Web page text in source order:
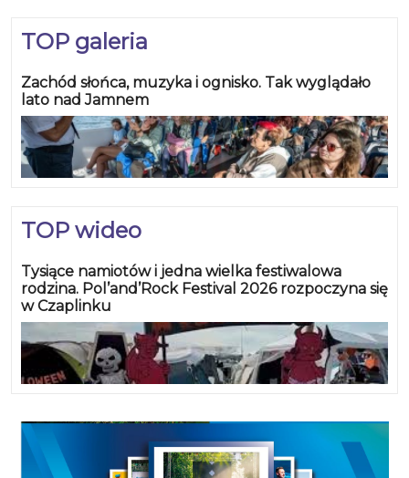
TOP galeria
Zachód słońca, muzyka i ognisko. Tak wyglądało
lato nad Jamnem
TOP wideo
Tysiące namiotów i jedna wielka festiwalowa
rodzina. Pol’and’Rock Festival 2026 rozpoczyna się
w Czaplinku